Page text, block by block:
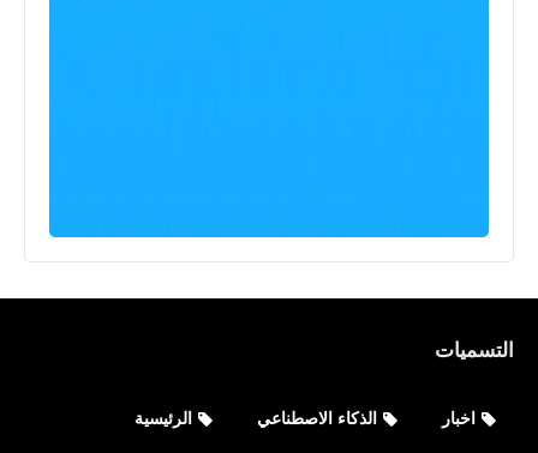
التسميات
اخبار الذكاء الاصطناعي الرئيسية